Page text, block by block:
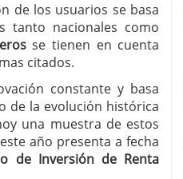
de los usuarios se basa
tanto nacionales como
se tienen en cuenta
citados.
constante y basa
de la evolución histórica
una muestra de estos
año presenta a fecha
de Inversión de Renta